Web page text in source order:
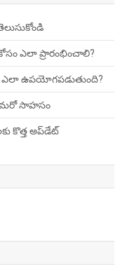
ఎలా ప్రారంభించాలి?
ఎలా ఉపయోగపడుతుంది?
మరో సాహసం
కొత్త అప్‌డేట్